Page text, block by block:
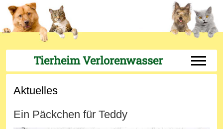
Tierheim Verlorenwasser Off-
Aktuelles
Ein Päckchen für Teddy